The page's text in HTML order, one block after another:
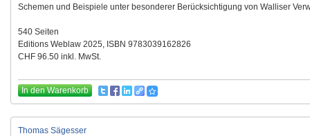
Schemen und Beispiele unter besonderer Berücksichtigung von Walliser
540 Seiten
Editions Weblaw 2025, ISBN 9783039162826
CHF 96.50 inkl. MwSt.
In den Warenkorb
Thomas Sägesser